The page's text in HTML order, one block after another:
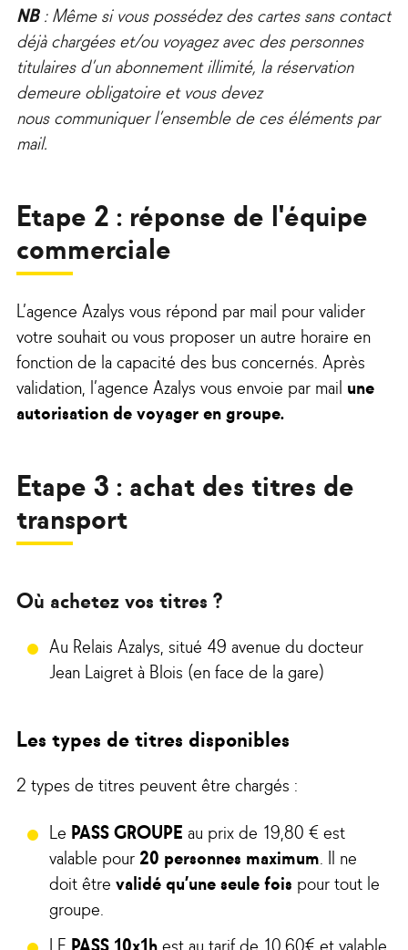
NB: Même si vous possédez des cartes sans contact
déjà chargées et/ou voyagez avec des personnes
titulaires d’un abonnement illimité, la réservation
demeure obligatoire et vous devez
nous communiquer l’ensemble de ces éléments par
mail.
Etape 2 : réponse de l'équipe
commerciale
L’agence Azalys vous répond par mail pour valider
votre souhait ou vous proposer un autre horaire en
fonction de la capacité des bus concernés. Après
validation, l’agence Azalys vous envoie par mail une
autorisation de voyager en groupe.
Etape 3 : achat des titres de
transport
Où achetez vos titres ?
Au Relais Azalys, situé 49 avenue du docteur
Jean Laigret à Blois (en face de la gare)
Les types de titres disponibles
2 types de titres peuvent être chargés :
Le PASS GROUPE au prix de 19,80 € est
valable pour 20 personnes maximum. Il ne
doitêtre validé qu’une seule fois pour tout le
groupe.
LE PASS 10x1hest au tarif de 10,60€ et valable